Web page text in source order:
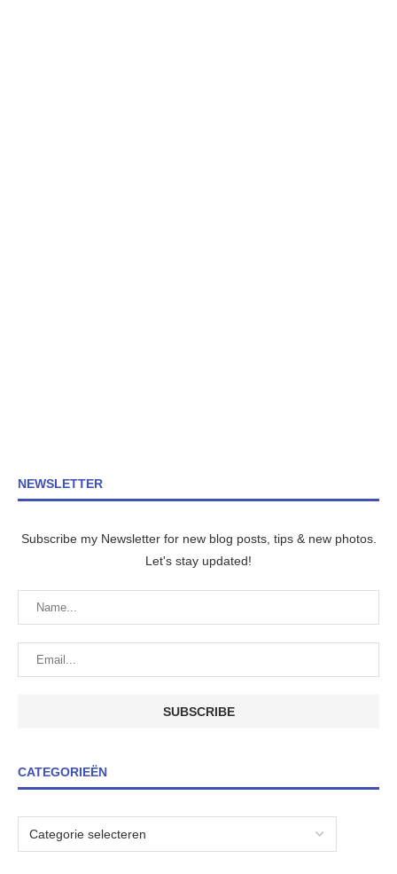
NEWSLETTER
Subscribe my Newsletter for new blog posts, tips & new photos.
Let's stay updated!
CATEGORIEËN